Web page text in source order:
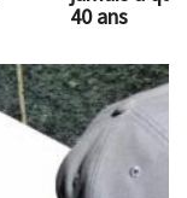
40 ans